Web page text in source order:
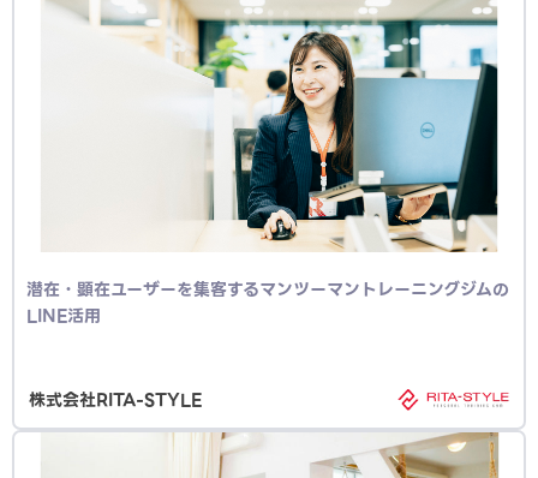
潜在・顕在ユーザーを集客するマンツーマントレーニングジムの
LINE活用
株式会社RITA-STYLE